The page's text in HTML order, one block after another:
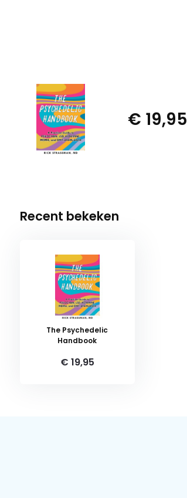
€ 19,95
Recent bekeken
The Psychedelic
Handbook
€ 19,95